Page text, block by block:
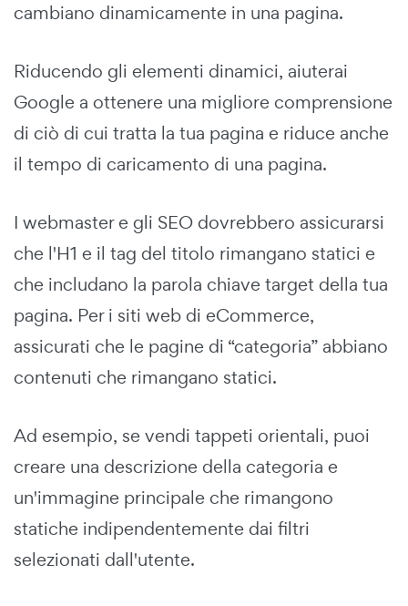
cambiano dinamicamente in una pagina.
Riducendo gli elementi dinamici, aiuterai
Google a ottenere una migliore comprensione
di ciò di cui tratta la tua pagina e riduce anche
il tempo di caricamento di una pagina.
I webmaster e gli SEO dovrebbero assicurarsi
che l'H1 e il tag del titolo rimangano statici e
che includano la parola chiave target della tua
pagina. Per i siti web di eCommerce,
assicurati che le pagine di “categoria” abbiano
contenuti che rimangano statici.
Ad esempio, se vendi tappeti orientali, puoi
creare una descrizione della categoria e
un'immagine principale che rimangono
statiche indipendentemente dai filtri
selezionati dall'utente.